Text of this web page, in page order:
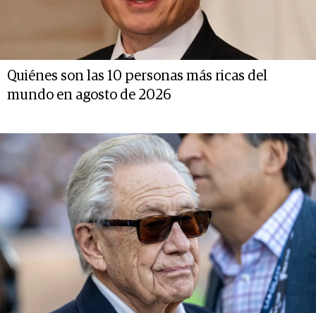
Quiénes son las 10 personas más ricas del
mundo en agosto de 2026